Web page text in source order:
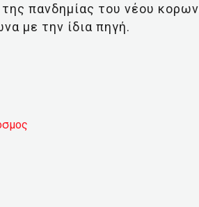
πανδημίας του νέου
με την ίδια πηγή.